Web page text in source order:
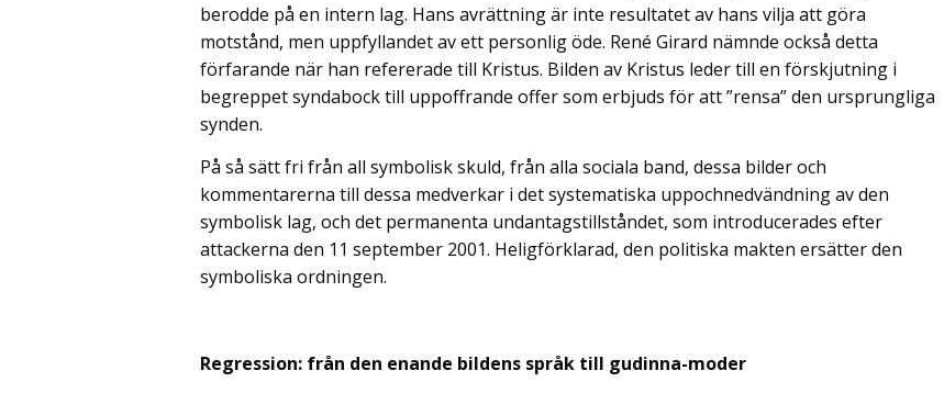
berodde på en intern lag. Hans avrättning är inte resultatet av hans vilja att göra
motstånd, men uppfyllandet av ett personlig öde. René Girard nämnde också detta
förfarande när han refererade till Kristus. Bilden av Kristus leder till en förskjutning i
begreppet syndabock till uppoffrande offer som erbjuds för att ”rensa” den ursprungliga
synden.
På så sätt fri från all symbolisk skuld, från alla sociala band, dessa bilder och
kommentarerna till dessa medverkar i det systematiska uppochnedvändning av den
symbolisk lag, och det permanenta undantagstillståndet, som introducerades efter
attackerna den 11 september 2001. Heligförklarad, den politiska makten ersätter den
symboliska ordningen.
Regression: från den enande bildens språk till gudinna-moder